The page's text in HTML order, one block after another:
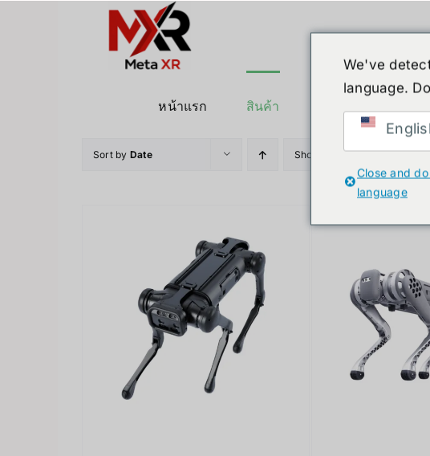
หน้าแรก
สินค้า
Sort by Date Show 36 Products
We've
language.
Close and
language